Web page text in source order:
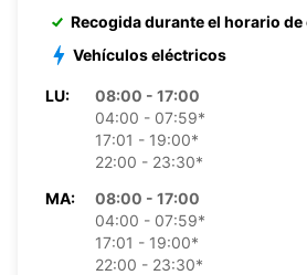
Recogida durante el horario de
Vehículos eléctricos
LU:
08:00 - 17:00
04:00 - 07:59*
17:01 - 19:00*
22:00 - 23:30*
MA:
08:00 - 17:00
04:00 - 07:59*
17:01 - 19:00*
22:00 - 23:30*